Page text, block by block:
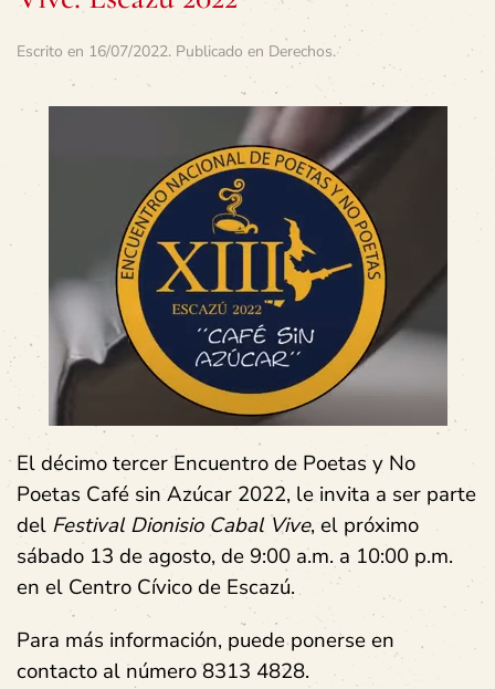
Escrito en 16/07/2022. Publicado en Derechos.
El décimo tercer Encuentro de Poetas y No
Poetas Café sin Azúcar 2022, le invita a ser parte
del Festival Dionisio Cabal Vive, el próximo
sábado 13 de agosto, de 9:00 a.m. a 10:00 p.m.
en el Centro Cívico de Escazú.
Para más información, puede ponerse en
contacto al número 8313 4828.